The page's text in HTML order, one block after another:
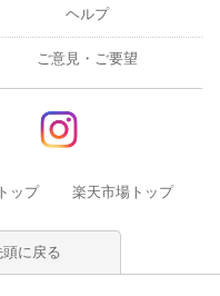
ヘルプ
ご意見・ご要望
ップ 楽天市場トップ
に戻る